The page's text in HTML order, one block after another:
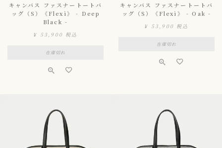
キャンバス ファスナートートバ
ッグ（S）《Flexi》 - Deep
Black -
¥ 53,900 税込
在庫切れ
キャンバス ファスナートートバ
ッグ（S）《Flexi》 - Oak -
¥ 53,900 税込
在庫切れ